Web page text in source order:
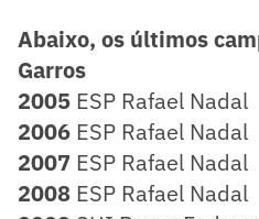
Abaixo, os últimos
Garros
2005 ESP Rafael Nadal
2006 ESP Rafael Nadal
2007 ESP Rafael Nadal
2008 ESP Rafael Nadal